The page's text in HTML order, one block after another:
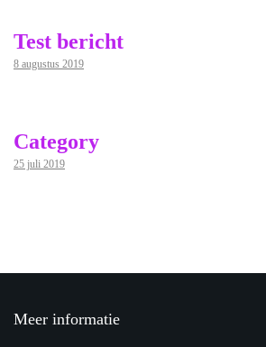
Test bericht
8 augustus 2019
Category
25 juli 2019
Meer informatie